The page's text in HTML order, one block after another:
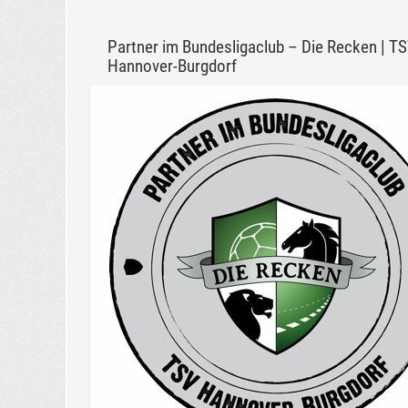
Partner im Bundesligaclub – Die Recken |
Hannover-Burgdorf